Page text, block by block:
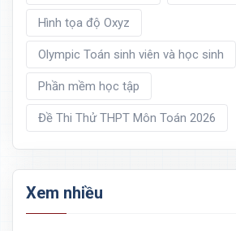
Hình tọa độ Oxyz
Olympic Toán sinh viên và học sinh
Phần mềm học tập
Đề Thi Thử THPT Môn Toán 2026
Xem nhiều